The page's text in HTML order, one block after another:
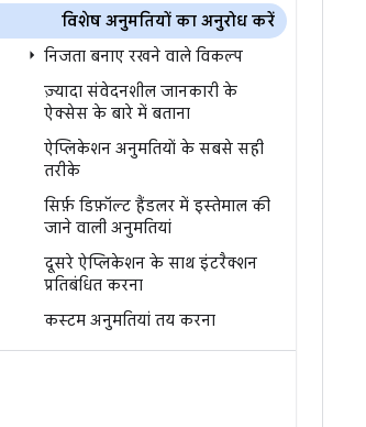
विशेष अनुमतियों का अनुरोध करें
निजता बनाए रखने वाले विकल्प
ज़्यादा संवेदनशील जानकारी के
ऐक्सेस के बारे में बताना
ऐप्लिकेशन अनुमतियों के सबसे सही
तरीके
सिर्फ़ डिफ़ॉल्ट हैंडलर में इस्तेमाल की
जाने वाली अनुमतियां
दूसरे ऐप्लिकेशन के साथ इंटरैक्शन
प्रतिबंधित करना
कस्टम अनुमतियां तय करना